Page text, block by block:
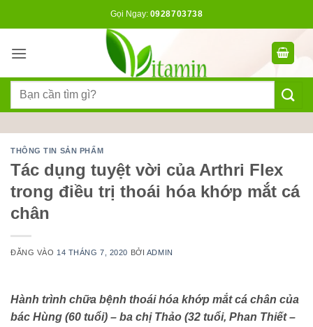
dung
Gọi Ngay: 0928703738
Tìm
THÔNG TIN SẢN PHẨM
Tác dụng tuyệt vời của Arthri Flex
trong điều trị thoái hóa khớp mắt cá
chân
ĐĂNG VÀO 14 THÁNG 7, 2020 BỞI ADMIN
Hành trình chữa bệnh thoái hóa khớp mắt cá chân của
bác Hùng (60 tuổi) – ba chị Thảo (32 tuổi, Phan Thiết –